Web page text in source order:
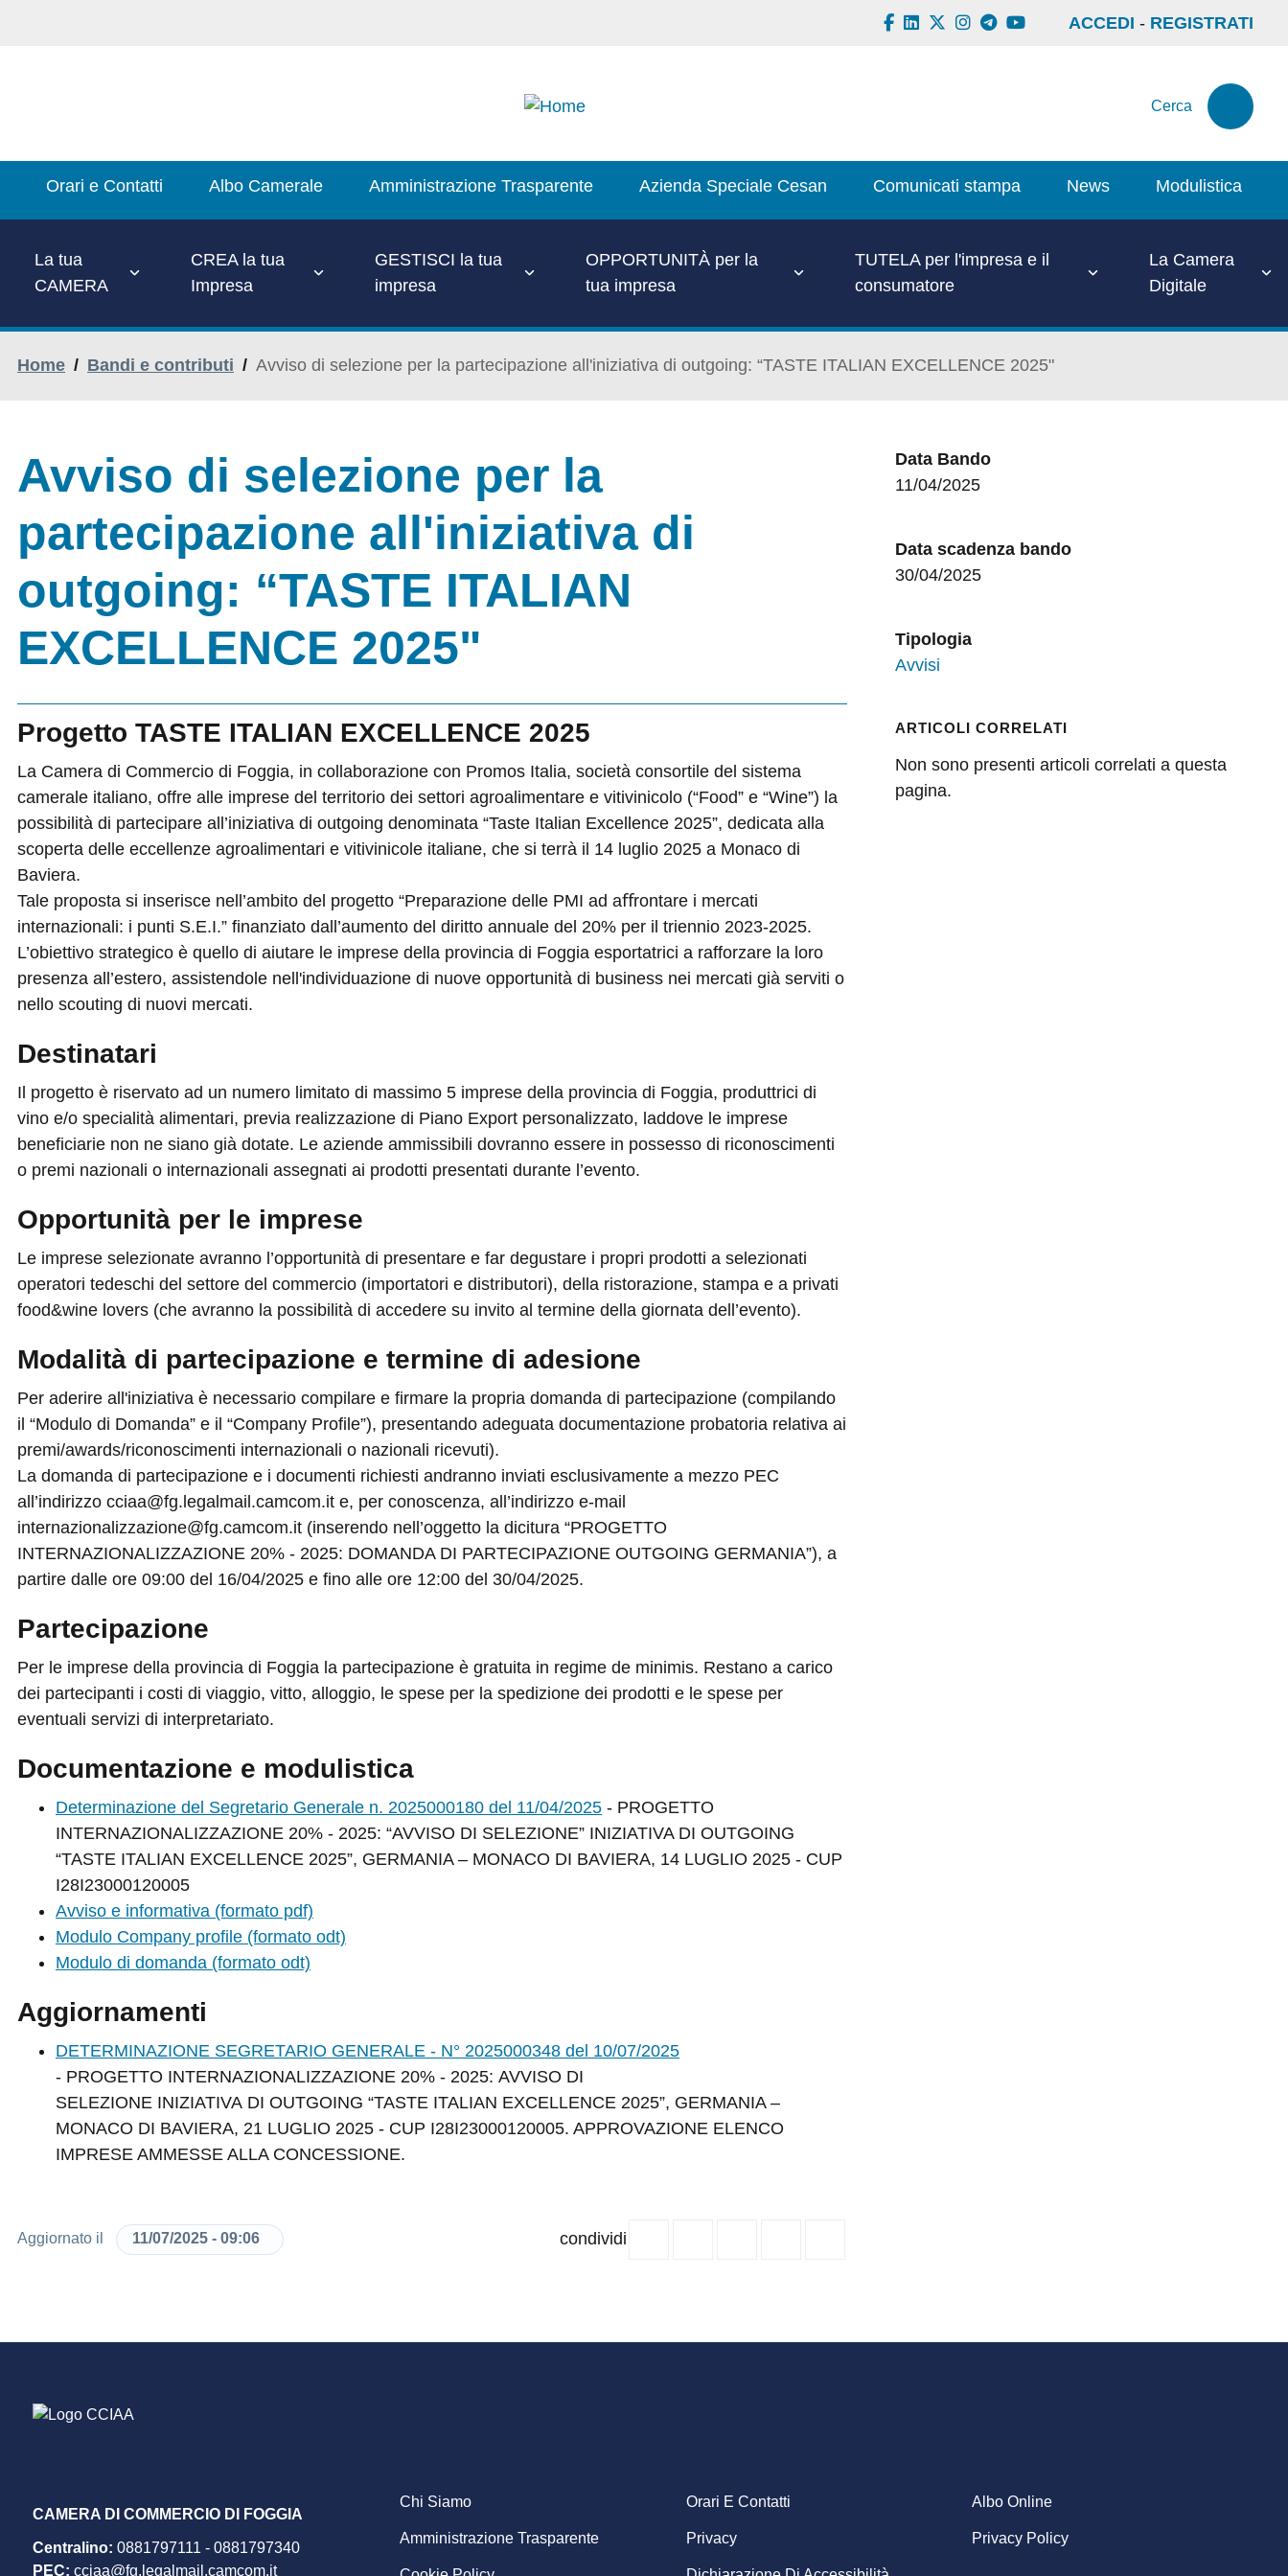
ACCEDI - REGISTRATI
Cerca
Main
Menu
Orari e Contatti Albo Camerale Amministrazione Trasparente Azienda Speciale Cesan Comunicati stampa News Modulistica
La tua
CAMERA
CREA la tua
Impresa
GESTISCI la tua
impresa
OPPORTUNITÀ per la
tua impresa
TUTELA per l'impresa e il
consumatore
La Camera
Digitale
Home / Bandi e contributi / Avviso di selezione per la partecipazione all'iniziativa di outgoing: “TASTE ITALIAN EXCELLENCE 2025"
Avviso di selezione per la
partecipazione all'iniziativa di
outgoing: “TASTE ITALIAN
EXCELLENCE 2025"
Progetto TASTE ITALIAN EXCELLENCE 2025
La Camera di Commercio di Foggia, in collaborazione con Promos Italia, società consortile del sistema
camerale italiano, offre alle imprese del territorio dei settori agroalimentare e vitivinicolo (“Food” e “Wine”) la
possibilità di partecipare all’iniziativa di outgoing denominata “Taste Italian Excellence 2025”, dedicata alla
scoperta delle eccellenze agroalimentari e vitivinicole italiane, che si terrà il 14 luglio 2025 a Monaco di
Baviera.
Tale proposta si inserisce nell’ambito del progetto “Preparazione delle PMI ad aﬀrontare i mercati
internazionali: i punti S.E.I.” finanziato dall’aumento del diritto annuale del 20% per il triennio 2023-2025.
L’obiettivo strategico è quello di aiutare le imprese della provincia di Foggia esportatrici a rafforzare la loro
presenza all’estero, assistendole nell'individuazione di nuove opportunità di business nei mercati già serviti o
nello scouting di nuovi mercati.
Destinatari
Il progetto è riservato ad un numero limitato di massimo 5 imprese della provincia di Foggia, produttrici di
vino e/o specialità alimentari, previa realizzazione di Piano Export personalizzato, laddove le imprese
beneficiarie non ne siano già dotate. Le aziende ammissibili dovranno essere in possesso di riconoscimenti
o premi nazionali o internazionali assegnati ai prodotti presentati durante l’evento.
Opportunità per le imprese
Le imprese selezionate avranno l’opportunità di presentare e far degustare i propri prodotti a selezionati
operatori tedeschi del settore del commercio (importatori e distributori), della ristorazione, stampa e a privati
food&wine lovers (che avranno la possibilità di accedere su invito al termine della giornata dell’evento).
Modalità di partecipazione e termine di adesione
Per aderire all'iniziativa è necessario compilare e firmare la propria domanda di partecipazione (compilando
il “Modulo di Domanda” e il “Company Profile”), presentando adeguata documentazione probatoria relativa ai
premi/awards/riconoscimenti internazionali o nazionali ricevuti).
La domanda di partecipazione e i documenti richiesti andranno inviati esclusivamente a mezzo PEC
all’indirizzo cciaa@fg.legalmail.camcom.it e, per conoscenza, all’indirizzo e-mail
internazionalizzazione@fg.camcom.it (inserendo nell’oggetto la dicitura “PROGETTO
INTERNAZIONALIZZAZIONE 20% - 2025: DOMANDA DI PARTECIPAZIONE OUTGOING GERMANIA”), a
partire dalle ore 09:00 del 16/04/2025 e fino alle ore 12:00 del 30/04/2025.
Partecipazione
Per le imprese della provincia di Foggia la partecipazione è gratuita in regime de minimis. Restano a carico
dei partecipanti i costi di viaggio, vitto, alloggio, le spese per la spedizione dei prodotti e le spese per
eventuali servizi di interpretariato.
Documentazione e modulistica
Determinazione del Segretario Generale n. 2025000180 del 11/04/2025 - PROGETTO
INTERNAZIONALIZZAZIONE 20% - 2025: “AVVISO DI SELEZIONE” INIZIATIVA DI OUTGOING
“TASTE ITALIAN EXCELLENCE 2025”, GERMANIA – MONACO DI BAVIERA, 14 LUGLIO 2025 - CUP
I28I23000120005
Avviso e informativa (formato pdf)
Modulo Company profile (formato odt)
Modulo di domanda (formato odt)
Aggiornamenti
DETERMINAZIONE SEGRETARIO GENERALE - N° 2025000348 del 10/07/2025
- PROGETTO INTERNAZIONALIZZAZIONE 20% - 2025: AVVISO DI
SELEZIONE INIZIATIVA DI OUTGOING “TASTE ITALIAN EXCELLENCE 2025”, GERMANIA –
MONACO DI BAVIERA, 21 LUGLIO 2025 - CUP I28I23000120005. APPROVAZIONE ELENCO
IMPRESE AMMESSE ALLA CONCESSIONE.
Aggiornato il 11/07/2025 - 09:06 condividi
Data Bando
11/04/2025
Data scadenza bando
30/04/2025
Tipologia
Avvisi
ARTICOLI CORRELATI
Non sono presenti articoli correlati a questa
pagina.
CAMERA DI COMMERCIO DI FOGGIA
Centralino: 0881797111 - 0881797340
PEC: cciaa@fg.legalmail.camcom.it
Footer
menu
Chi Siamo Orari E Contatti Albo Online
Amministrazione Trasparente Privacy Privacy Policy